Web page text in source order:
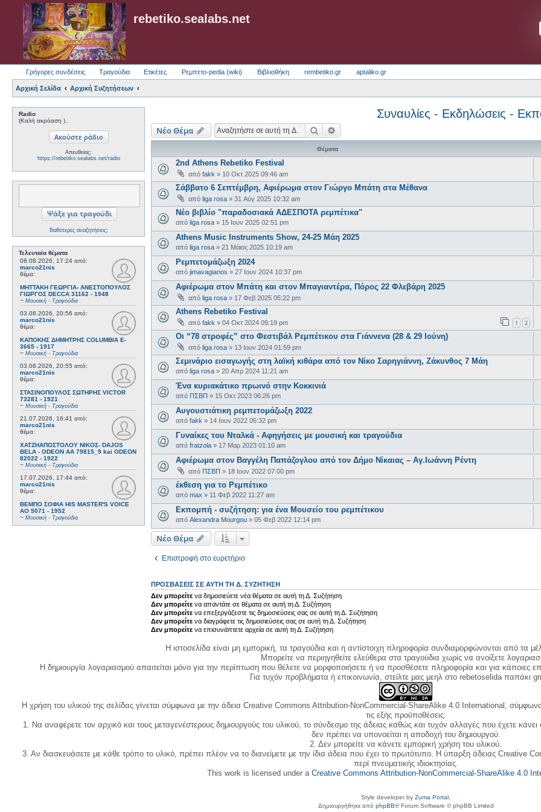
rebetiko.sealabs.net
Γρήγορες συνδέσεις Τραγούδια Ετικέτες Ρεμπετο-pedia (wiki) Βιβλιοθήκη rembetiko.gr aptaliko.gr
Αρχική Σελίδα Αρχική Συζητήσεων
Radio
(Καλή ακρόαση )..
Απευθείας:
https://rebetiko.sealabs.net/radio
Βαθύτερες αναζητήσεις;
Τελευταία θέματα
08.08.2026, 17:24 από:
marco21nis
θέμα:
ΜΗΤΤΑΚΗ ΓΕΩΡΓΙΑ- ΑΝΕΣΤΟΠΟΥΛΟΣ
ΓΙΩΡΓΟΣ DECCA 31162 - 1948
~ Μουσική - Τραγούδια
03.08.2026, 20:56 από:
marco21nis
θέμα:
ΚΑΠΟΚΗΣ ΔΗΜΗΤΡΗΣ COLUMBIA E-
3665 - 1917
~ Μουσική - Τραγούδια
03.08.2026, 20:55 από:
marco21nis
θέμα:
ΣΤΑΣΙΝΟΠΟΥΛΟΣ ΣΩΤΗΡΗΣ VICTOR
73281 - 1921
~ Μουσική - Τραγούδια
21.07.2026, 16:41 από:
marco21nis
θέμα:
ΧΑΤΖΗΑΠΟΣΤΟΛΟΥ ΝΙΚΟΣ- DAJOS
BELA - ODEON AA 79815_9 kai ODEON
82022 - 1922
~ Μουσική - Τραγούδια
17.07.2026, 17:44 από:
marco21nis
θέμα:
ΒΕΜΠΟ ΣΟΦΙΑ HIS MASTER'S VOICE
AO 5071 - 1952
~ Μουσική - Τραγούδια
Συναυλίες - Εκδηλώσεις -
Νέο Θέμα Αναζήτηση
Θέματα
2nd Athens Rebetiko Festival
από fakk » 10 Οκτ 2025 09:46 am
Σάββατο 6 Σεπτέμβρη, Αφιέρωμα στον Γιώργο Μπάτη στα Μέθανα
από liga rosa » 31 Αύγ 2025 10:32 am
Νέο βιβλίο "παραδοσιακά ΑΔΕΣΠΟΤΑ ρεμπέτικα"
από liga rosa » 15 Ιουν 2025 02:51 pm
Athens Music Instruments Show, 24-25 Μάη 2025
από liga rosa » 21 Μάιος 2025 10:19 am
Ρεμπετομάζωξη 2024
από jimavagianos » 27 Ιουν 2024 10:37 pm
Αφιέρωμα στον Μπάτη και στον Μπαγιαντέρα, Πόρος 22 Φλεβάρη 2025
από liga rosa » 17 Φεβ 2025 05:22 pm
Athens Rebetiko Festival
από fakk » 04 Οκτ 2024 09:19 pm 1 2
Οι “78 στροφές” στο Φεστιβάλ Ρεμπέτικου στα Γιάννενα (28 & 29 Ιούνη)
από liga rosa » 13 Ιουν 2024 01:59 pm
Σεμινάριο εισαγωγής στη λαϊκή κιθάρα από τον Νίκο Σαρηγιάννη, Ζάκυνθος 7 Μάη
από liga rosa » 20 Απρ 2024 11:21 am
​Ένα κυριακάτικο πρωινό στην Κοκκινιά
από ΠΣΒΠ » 15 Οκτ 2023 06:26 pm
Αυγουστιάτικη ρεμπετομάζωξη 2022
από fakk » 14 Ιουν 2022 05:32 pm
Γυναίκες του Νταλκά - Αφηγήσεις με μουσική και τραγούδια
από fratzola » 17 Μαρ 2023 01:10 am
Αφιέρωμα στον Βαγγέλη Παπάζογλου από τον Δήμο Νίκαιας – Αγ.Ιωάννη Ρέντη
από ΠΣΒΠ » 18 Ιουν 2022 07:00 pm
έκθεση για το Ρεμπέτικο
από max » 11 Φεβ 2022 11:27 am
Εκπομπή - συζήτηση: για ένα Μουσείο του ρεμπέτικου
από Alexandra Mourgou » 05 Φεβ 2022 12:14 pm
Νέο Θέμα
Επιστροφή στο ευρετήριο
ΠΡΟΣΒΆΣΕΙΣ ΣΕ ΑΥΤΉ ΤΗ Δ. ΣΥΖΉΤΗΣΗ
Δεν μπορείτε να δημοσιεύετε νέα θέματα σε αυτή τη Δ. Συζήτηση
Δεν μπορείτε να απαντάτε σε θέματα σε αυτή τη Δ. Συζήτηση
Δεν μπορείτε να επεξεργάζεστε τις δημοσιεύσεις σας σε αυτή τη Δ. Συζήτηση
Δεν μπορείτε να διαγράφετε τις δημοσιεύσεις σας σε αυτή τη Δ. Συζήτηση
Δεν μπορείτε να επισυνάπτετε αρχεία σε αυτή τη Δ. Συζήτηση
Η ιστοσελίδα είναι μη εμπορική, τα τραγούδια και η αντίστοιχη πληροφορία συνδιαμορφώνονται από τα
Μπορείτε να περιηγηθείτε ελεύθερα στα τραγούδια χωρίς να ανοίξετε
Η δημιουργία λογαριασμού απαιτείται μόνο για την περίπτωση που θέλετε να μορφοποιήσετε ή να προσθέσετε πληροφορία και για κάποιες
Για τυχόν προβλήματα ή επικοινωνία, στείλτε μας μεηλ στο rebetoselida παπάκι
Η χρήση του υλικού της σελίδας γίνεται σύμφωνα με την άδεια Creative Commons Attribution-NonCommercial-ShareAlike 4.0 International, σύμφωνα
τις εξής προϋποθέσεις:
1. Να αναφέρετε τον αρχικό και τους μεταγενέστερους δημιουργούς του υλικού, το σύνδεσμο της άδειας καθώς και τυχόν αλλαγές που έχετε
δεν πρέπει να υπονοείται η αποδοχή του δημιουργού.
2. Δεν μπορείτε να κάνετε εμπορική χρήση του υλικού.
3. Αν διασκευάσετε με κάθε τρόπο το υλικό, πρέπει πλέον να το διανείμετε με την ίδια άδεια που έχει το πρωτότυπο. Η ύπαρξη άδειας Creative
περί πνευματικής ιδιοκτησίας.
This work is licensed under a Creative Commons Attribution-NonCommercial-ShareAlike 4.0
Style developer by Zuma Portal
Δημιουργήθηκε από phpBB® Forum Software © phpBB Limited